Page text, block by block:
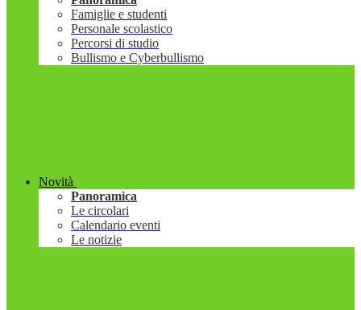
Famiglie e studenti
Personale scolastico
Percorsi di studio
Bullismo e Cyberbullismo
Novità
Panoramica
Le circolari
Calendario eventi
Le notizie